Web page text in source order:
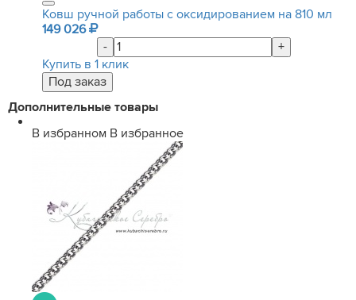
Ковш ручной работы с оксидированием на 810 мл
149 026
-
+
Купить в 1 клик
Дополнительные товары
В избранном В избранное